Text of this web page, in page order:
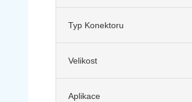
Typ Konektoru
Velikost
Aplikace